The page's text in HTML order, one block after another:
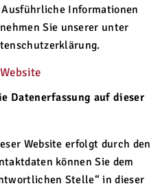
Informationen
Sie unserer unter
Datenerfassung auf dieser
Website erfolgt durch den
können Sie dem
Stelle“ in dieser